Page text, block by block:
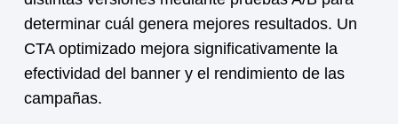
determinar cuál genera mejores resultados. Un
CTA optimizado mejora significativamente la
efectividad del banner y el rendimiento de las
campañas.